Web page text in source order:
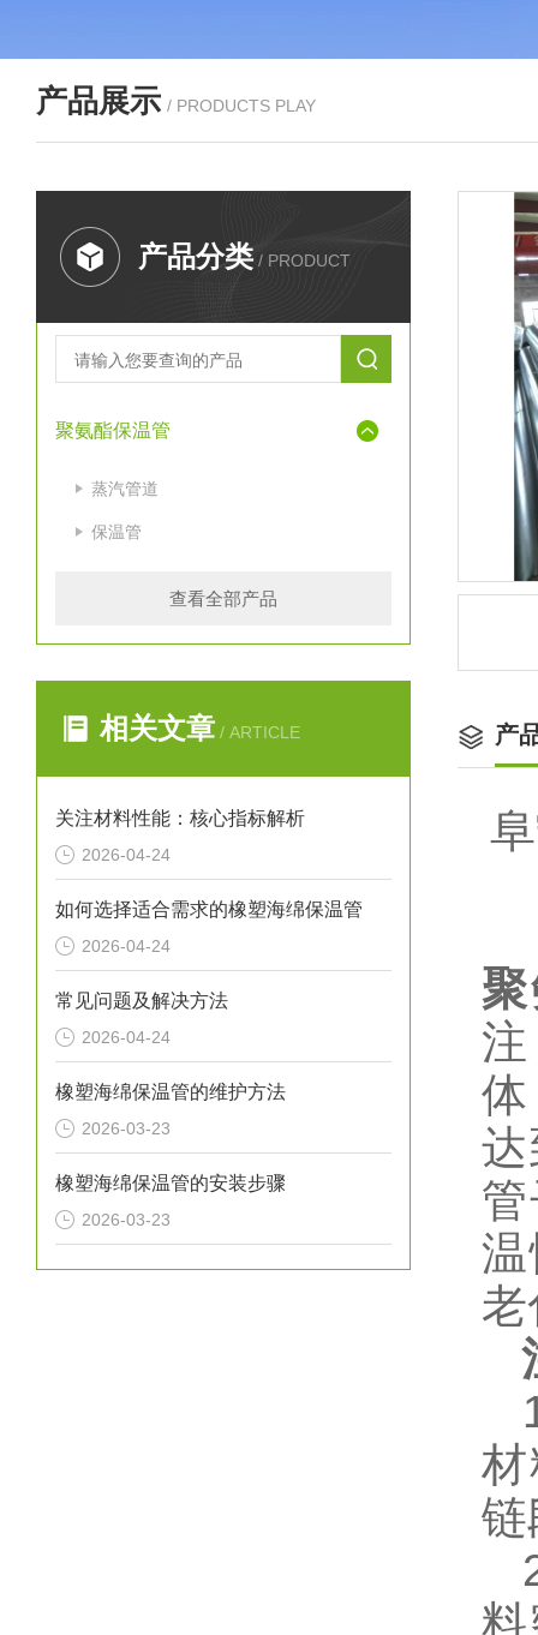
产品展示 / PRODUCTS PLAY
产品分类 / PRODUCT
聚氨酯保温管
蒸汽管道
保温管
查看全部产品
相关文章 / ARTICLE
关注材料性能：核心指标解析
2026-04-24
如何选择适合需求的橡塑海绵保温管
2026-04-24
常见问题及解决方法
2026-04-24
橡塑海绵保温管的维护方法
2026-03-23
橡塑海绵保温管的安装步骤
2026-03-23
产
链